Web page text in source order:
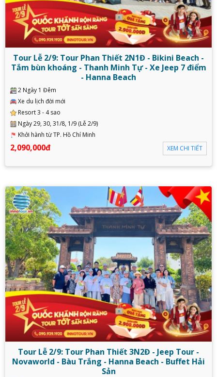
Tour Lễ 2/9: Tour Phan Thiết 2N1Đ - Bikini Beach -
Tắm bùn khoáng - Thanh Minh Tự - Xe Jeep 7 điểm
- Hanna Beach
2 Ngày 1 Đêm
Xe du lịch đời mới
Resort 3 - 4 sao
Ngày 29, 30, 31/8, 1/9 (Lễ 2/9)
Khởi hành từ TP. Hồ Chí Minh
2,090,000đ XEM CHI TIẾT
Tour Lễ 2/9: Tour Phan Thiết 3N2Đ - Jeep Tour -
Novaworld - Bàu Trắng - Hanna Beach - Buffet Hải
Sản